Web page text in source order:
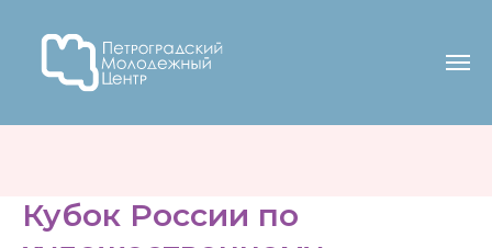
Кубок России по